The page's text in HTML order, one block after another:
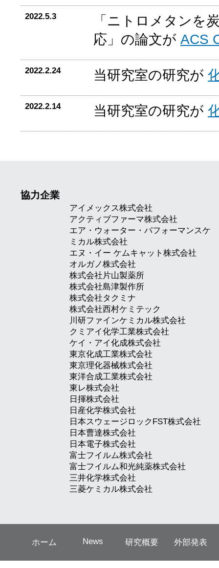
2022.5.3
「ニトロメタンを
応」の論文が ACS
2022.2.24 当研究室の研究が
2022.2.14 当研究室の研究が
協力企業
アイメックス株式会社
アクティブファーマ株式会社
エア・ウォーター・パフォーマンスケ
ミカル株式会社
エヌ・イー ケムキャット株式会社
オルガノ株式会社
株式会社片山製薬所
株式会社島津製作所
株式会社タクミナ
株式会社西村ケミテック
川研ファインケミカル株式会社
クミアイ化学工業株式会社
ケイ・アイ化成株式会社
東京化成工業株式会社
東京理化器械株式会社
東洋合成工業株式会社
東レ株式会社
日揮株式会社
日産化学株式会社
日本スウェージロックFST株式会社
日本曹達株式会社
日本電子株式会社
富士フイルム株式会社
富士フイルム和光純薬株式会社
三井化学株式会社
三菱ケミカル株式会社
ホーム News 研究概要 外部発表